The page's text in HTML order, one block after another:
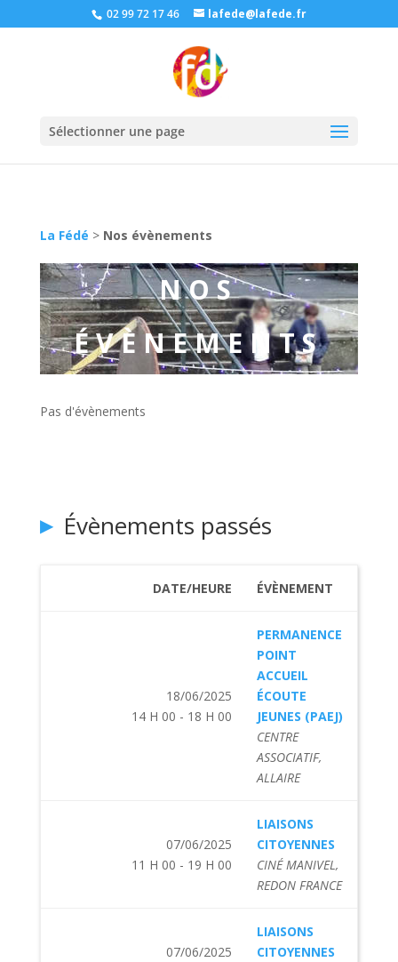
02 99 72 17 46 lafede@lafede.fr
Sélectionner une page
La Fédé > Nos évènements
NOS
ÉVÈNEMENTS
Pas d'évènements
Évènements passés
DATE/HEURE ÉVÈNEMENT
18/06/2025
14 H 00 - 18 H 00
PERMANENCE
POINT
ACCUEIL
ÉCOUTE
JEUNES (PAEJ)
CENTRE
ASSOCIATIF,
ALLAIRE
07/06/2025
11 H 00 - 19 H 00
LIAISONS
CITOYENNES
CINÉ MANIVEL,
REDON FRANCE
07/06/2025
LIAISONS
CITOYENNES